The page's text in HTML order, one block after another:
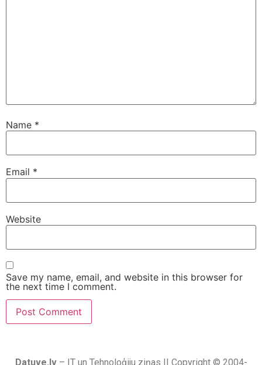
Name *
Email *
Website
Save my name, email, and website in this browser for
the next time I comment.
Datuve.lv– IT un Tehnoloģiju ziņas || Copyright © 2004-